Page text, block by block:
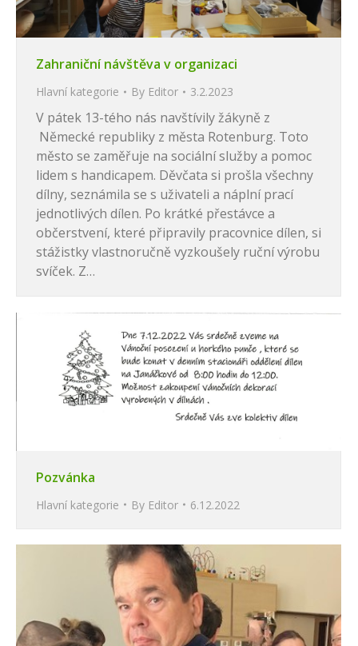
Zahraniční návštěva v organizaci
Hlavní kategorie By Editor 3.2.2023
V pátek 13-tého nás navštívily žákyně z
Německé republiky z města Rotenburg. Toto
město se zaměřuje na sociální služby a pomoc
lidem s handicapem. Děvčata si prošla všechny
dílny, seznámila se s uživateli a náplní prací
jednotlivých dílen. Po krátké přestávce a
občerstvení, které připravily pracovnice dílen, si
stážistky vlastnoručně vyzkoušely ruční výrobu
svíček. Z…
Pozvánka
Hlavní kategorie By Editor 6.12.2022